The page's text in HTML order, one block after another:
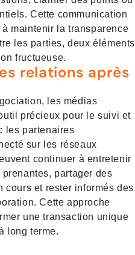
Cette communication
maintenir la transparence
les parties, deux éléments
fructueuse.
relations après
les médias
précieux pour le suivi et
les partenaires
sur les réseaux
continuer à entretenir
partager des
cours et rester informés des
Cette approche
une transaction unique
long terme.